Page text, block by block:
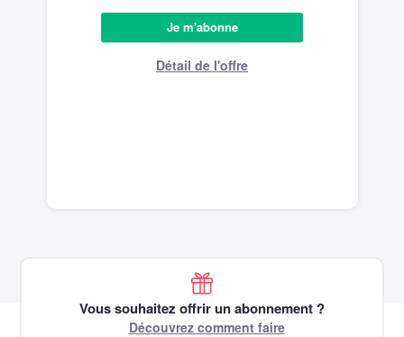
Je m'abonne
Détail de l'offre
Vous souhaitez offrir un abonnement ?
Découvrez comment faire